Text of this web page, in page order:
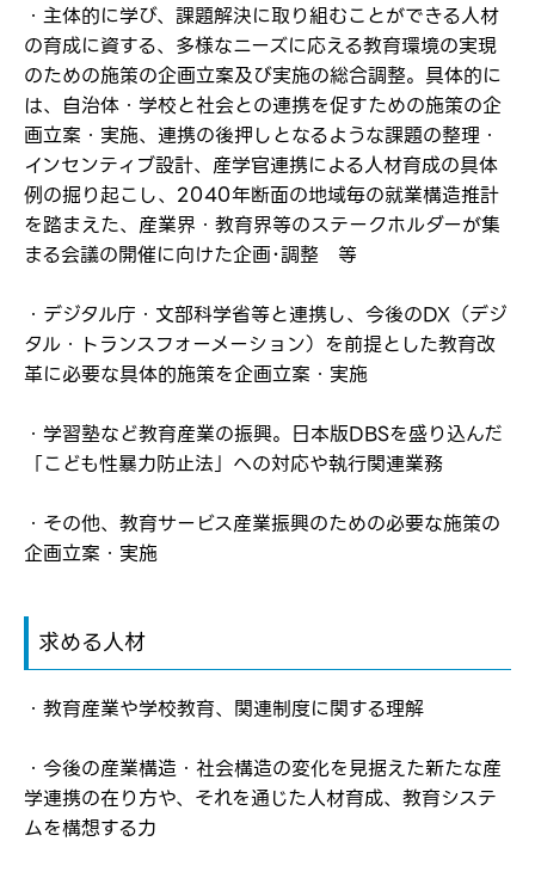
応募した方へ
応募完了通知をする
弊社ホームページの求人票をみて
ログイン
メールアドレス
パスワード
※パスワードを忘れた方は
新規会員登録
・主体的に学び、課題解決に取り組むことができる人材
の育成に資する、多様なニーズに応える教育環境の実現
のための施策の企画立案及び実施の総合調整。具体的に
は、自治体・学校と社会との連携を促すための施策の企
画立案・実施、連携の後押しとなるような課題の整理・
インセンティブ設計、産学官連携による人材育成の具体
例の掘り起こし、2040年断面の地域毎の就業構造推計
を踏まえた、産業界・教育界等のステークホルダーが集
まる会議の開催に向けた企画･調整 等
・デジタル庁・文部科学省等と連携し、今後のDX（デジ
タル・トランスフォーメーション）を前提とした教育改
革に必要な具体的施策を企画立案・実施
・学習塾など教育産業の振興。日本版DBSを盛り込んだ
「こども性暴力防止法」への対応や執行関連業務
・その他、教育サービス産業振興のための必要な施策の
企画立案・実施
求める人材
・教育産業や学校教育、関連制度に関する理解
・今後の産業構造・社会構造の変化を見据えた新たな産
学連携の在り方や、それを通じた人材育成、教育システ
ムを構想する力